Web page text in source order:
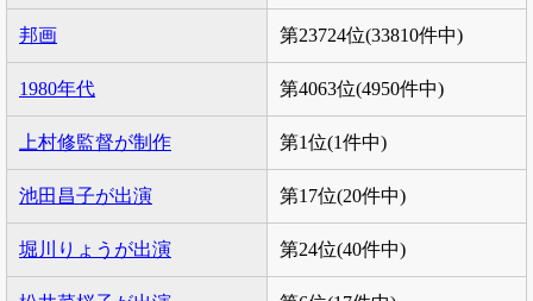
邦画 第23724位(33810件中)
1980年代 第4063位(4950件中)
上村修監督が制作 第1位(1件中)
池田昌子が出演 第17位(20件中)
堀川りょうが出演 第24位(40件中)